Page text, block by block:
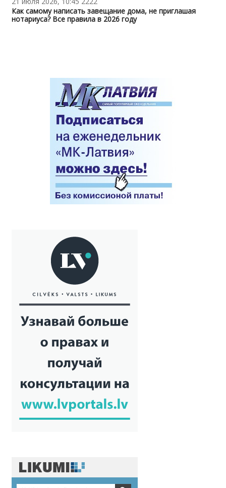
Как самому написать завещание дома, не приглашая
нотариуса? Все правила в 2026 году